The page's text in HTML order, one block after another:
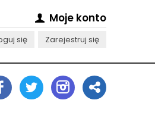
Moje konto
się Zarejestruj się